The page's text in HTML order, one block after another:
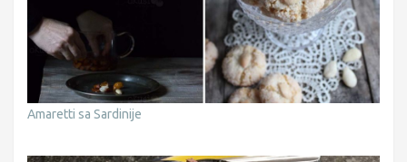
Amaretti sa Sardinije